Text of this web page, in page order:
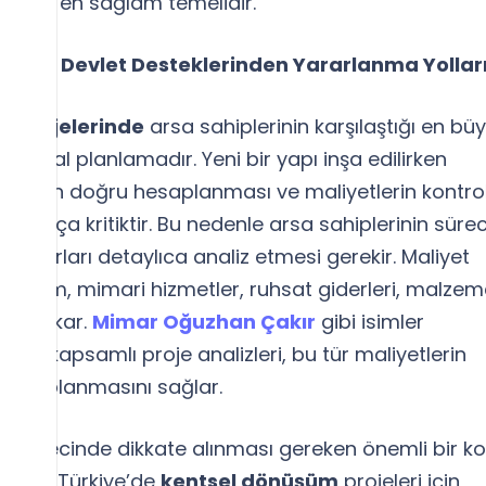
Ve Devlet Desteklerinden Yararlanma
projelerinde arsa sahiplerinin karşılaştığı en
planlamadır. Yeni bir yapı inşa edilirken
doğru hesaplanması ve maliyetlerin
oldukça kritiktir. Bu nedenle arsa sahiplerinin
unsurları detaylıca analiz etmesi gerekir. Maliyet
yıkım, mimari hizmetler, ruhsat giderleri,
çıkar. Mimar Oğuzhan Çakır gibi isimler
kapsamlı proje analizleri, bu tür maliyetlerin
sağlar.
sürecinde dikkate alınması gereken önemli bir